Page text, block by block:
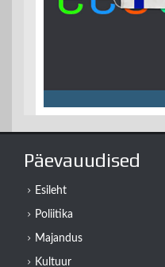
Päevauudised
Esileht
Poliitika
Majandus
Kultuur